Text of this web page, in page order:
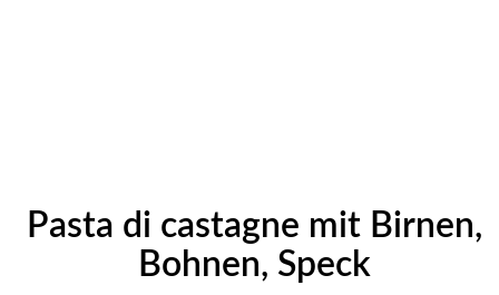
Pasta di castagne mit Birnen,
Bohnen, Speck